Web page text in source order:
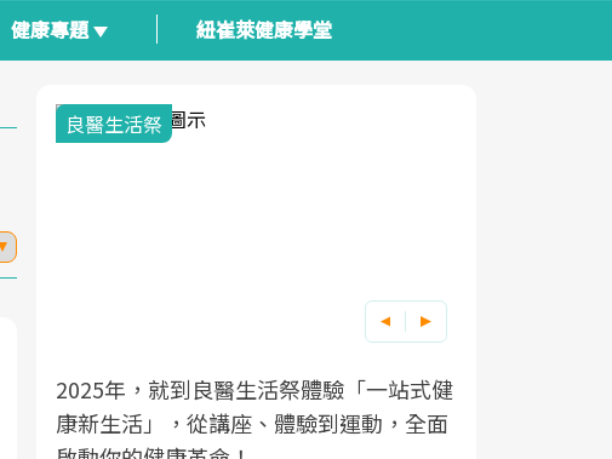
健康專題 紐崔萊健康學堂
我與健康韌性的距離
良醫健康網從「換季的身體變化」出發，
透過醫學觀點與日常感受的對話，建立對